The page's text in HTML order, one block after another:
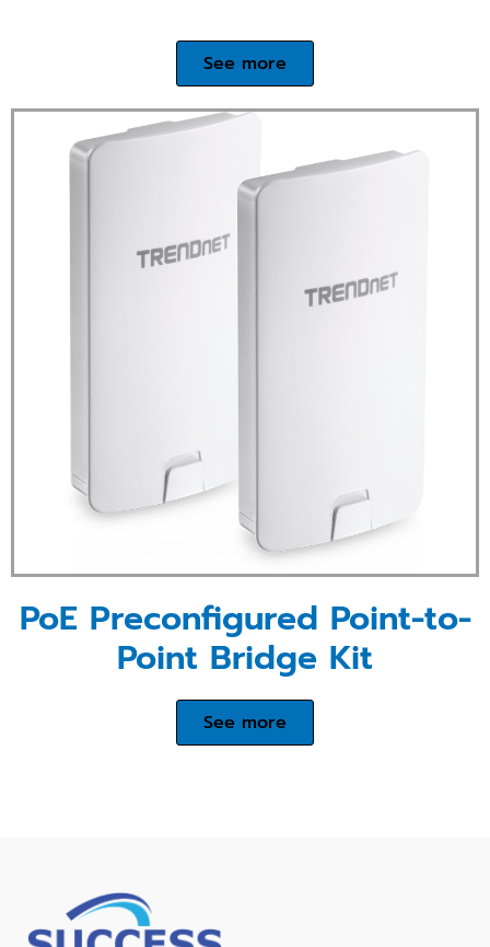
See more
PoE Preconfigured Point-to-
Point Bridge Kit
See more